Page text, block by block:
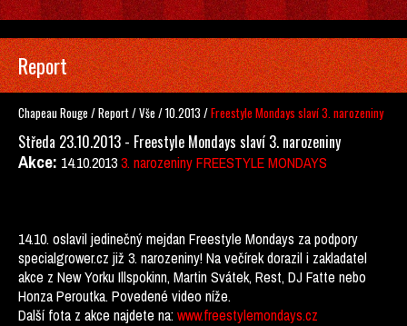
Report
Chapeau Rouge /Report/Vše /10.2013 /Freestyle Mondays slaví 3. narozeniny
Středa 23.10.2013 - Freestyle Mondays slaví 3. narozeniny
Akce: 14.10.20133. narozeniny FREESTYLE MONDAYS
14.10. oslavil jedinečný mejdan Freestyle Mondays za podpory
specialgrower.cz již 3. narozeniny! Na večírek dorazil i zakladatel
akce z New Yorku Illspokinn, Martin Svátek, Rest, DJ Fatte nebo
Honza Peroutka. Povedené video níže.
Další fota z akce najdete na:www.freestylemondays.cz